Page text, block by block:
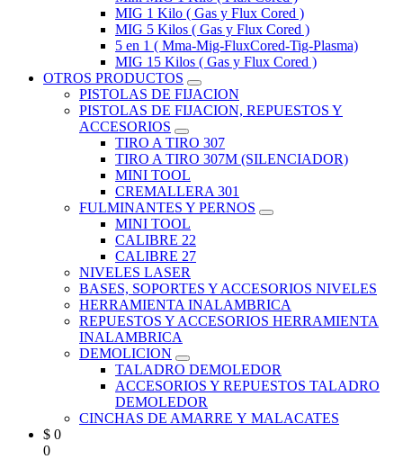
MIG 1 Kilo ( Gas y Flux Cored )
MIG 5 Kilos ( Gas y Flux Cored )
5 en 1 ( Mma-Mig-FluxCored-Tig-Plasma)
MIG 15 Kilos ( Gas y Flux Cored )
OTROS PRODUCTOS
PISTOLAS DE FIJACION
PISTOLAS DE FIJACION, REPUESTOS Y
ACCESORIOS
TIRO A TIRO 307
TIRO A TIRO 307M (SILENCIADOR)
MINI TOOL
CREMALLERA 301
FULMINANTES Y PERNOS
MINI TOOL
CALIBRE 22
CALIBRE 27
NIVELES LASER
BASES, SOPORTES Y ACCESORIOS NIVELES
HERRAMIENTA INALAMBRICA
REPUESTOS Y ACCESORIOS HERRAMIENTA
INALAMBRICA
DEMOLICION
TALADRO DEMOLEDOR
ACCESORIOS Y REPUESTOS TALADRO
DEMOLEDOR
CINCHAS DE AMARRE Y MALACATES
$ 0
0